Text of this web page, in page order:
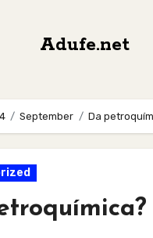
Adufe.net
September Da